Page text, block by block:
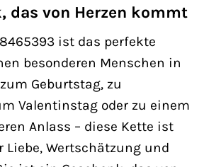
das von Herzen kommt
ist das perfekte
besonderen Menschen in
Geburtstag, zu
Valentinstag oder zu einem
Anlass – diese Kette ist
Liebe, Wertschätzung und